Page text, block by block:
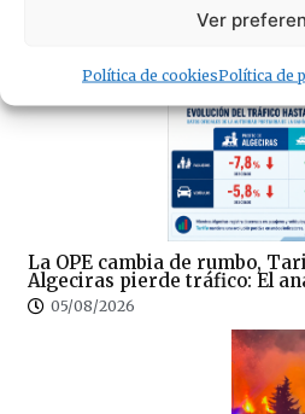
Ver
Política de cookiesPolítica de
· Lo + Leído
La OPE cambia de rumbo,
Algeciras pierde tráfico: El
05/08/2026